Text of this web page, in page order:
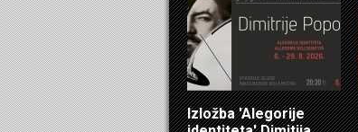
Izložba 'Alegorije